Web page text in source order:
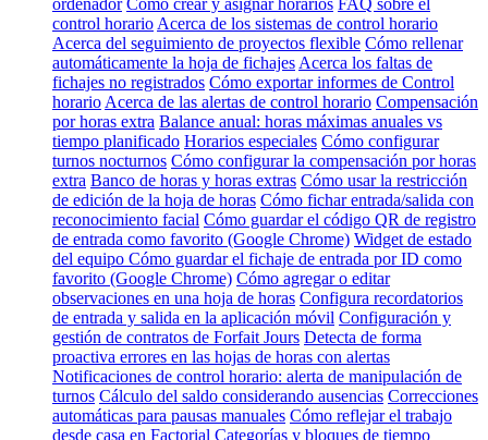
control horario Acerca de los sistemas de control horario
Acerca del seguimiento de proyectos flexible Cómo rellenar
automáticamente la hoja de fichajes Acerca los faltas de
fichajes no registrados Cómo exportar informes de Control
horario Acerca de las alertas de control horario Compensación
por horas extra Balance anual: horas máximas anuales vs
tiempo planificado Horarios especiales Cómo configurar
turnos nocturnos Cómo configurar la compensación por horas
extra Banco de horas y horas extras Cómo usar la restricción
de edición de la hoja de horas Cómo fichar entrada/salida con
reconocimiento facial Cómo guardar el código QR de registro
de entrada como favorito (Google Chrome) Widget de estado
del equipo Cómo guardar el fichaje de entrada por ID como
favorito (Google Chrome) Cómo agregar o editar
observaciones en una hoja de horas Configura recordatorios
de entrada y salida en la aplicación móvil Configuración y
gestión de contratos de Forfait Jours Detecta de forma
proactiva errores en las hojas de horas con alertas
Notificaciones de control horario: alerta de manipulación de
turnos Cálculo del saldo considerando ausencias Correcciones
automáticas para pausas manuales Cómo reflejar el trabajo
desde casa en Factorial Categorías y bloques de tiempo